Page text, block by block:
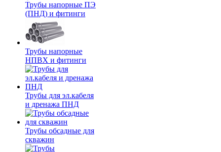
Трубы напорные ПЭ
(ПНД) и фитинги
Трубы напорные
НПВХ и фитинги
Трубы для эл.кабеля
и дренажа ПНД
Трубы обсадные для
скважин